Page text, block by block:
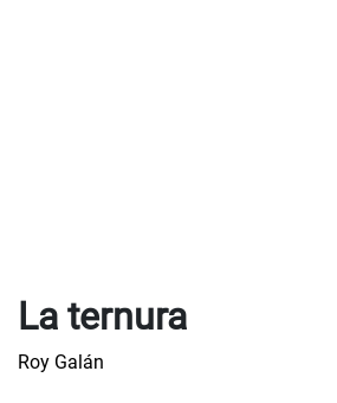
La ternura
Roy Galán